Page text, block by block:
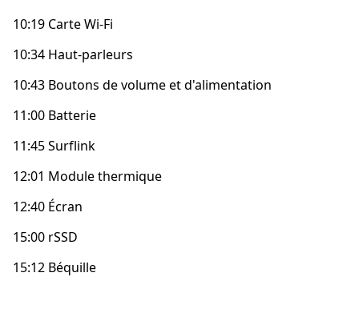
10:19 Carte Wi-Fi
10:34 Haut-parleurs
10:43 Boutons de volume et d'alimentation
11:00 Batterie
11:45 Surflink
12:01 Module thermique
12:40 Écran
15:00 rSSD
15:12 Béquille